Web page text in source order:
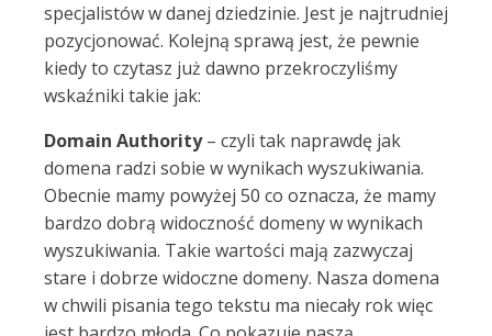
specjalistów w danej dziedzinie. Jest je najtrudniej
pozycjonować. Kolejną sprawą jest, że pewnie
kiedy to czytasz już dawno przekroczyliśmy
wskaźniki takie jak:
Domain Authority– czyli tak naprawdę jak
domena radzi sobie w wynikach wyszukiwania.
Obecnie mamy powyżej 50 co oznacza, że mamy
bardzo dobrą widoczność domeny w wynikach
wyszukiwania. Takie wartości mają zazwyczaj
stare i dobrze widoczne domeny. Nasza domena
w chwili pisania tego tekstu ma niecały rok więc